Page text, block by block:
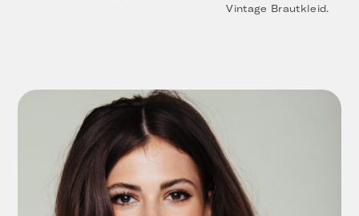
Vintage Brautkleid.